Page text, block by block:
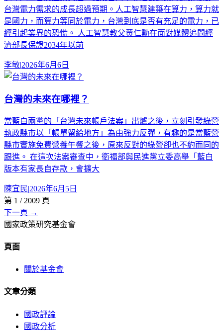
台灣電力需求的成長超過預期。人工智慧建築在算力，算力就
是國力，而算力等同於電力，台灣到底是否有充足的電力，已
經引起業界的恐慌。 人工智慧教父黃仁勳在面對媒體追問經
濟部長保證2034年以前
李敏|2026年6月6日
台灣的未來在哪裡？
當藍白兩黨的「台灣未來帳戶法案」出爐之後，立刻引發綠營
執政縣市以「帳單留給地方」為由強力反彈，有趣的是當藍營
縣市實施免費營養午餐之後，原來反對的綠營卻也不約而同的
跟進。 在這次法案審查中，衛福部與民進黨立委高舉「藍白
版本有家長自存款，會擴大
陳宜民|2026年6月5日
第 1 / 2009 頁
下一頁 →
國家政策研究基金會
頁面
關於基金會
文章分類
國政評論
國政分析